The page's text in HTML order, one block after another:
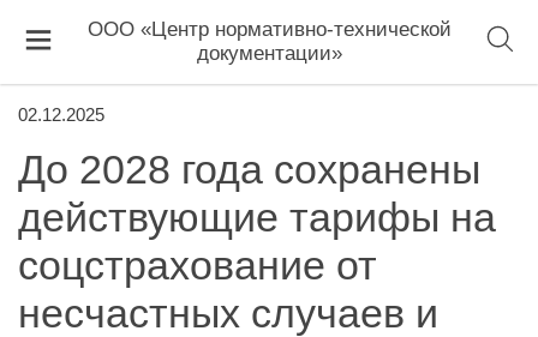
ООО «Центр нормативно-технической
документации»
02.12.2025
До 2028 года сохранены
действующие тарифы на
соцстрахование от
несчастных случаев и